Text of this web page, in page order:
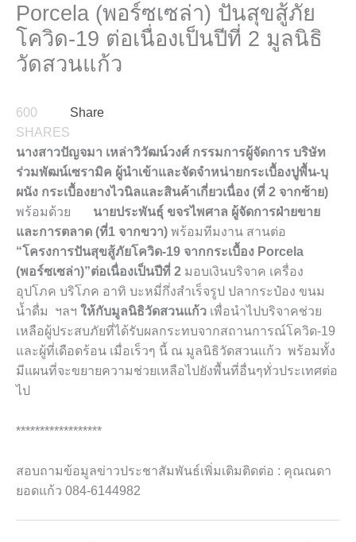
Porcela (พอร์ซเซล่า) ปันสุขสู้ภัย
โควิด-19 ต่อเนื่องเป็นปีที่ 2 มูลนิธิ
วัดสวนแก้ว
600
SHARES
Share
นางสาวปัญจมา เหล่าวิวัฒน์วงศ์ กรรมการผู้จัดการ บริษัท
ร่วมพัฒน์เซรามิค ผู้นำเข้าและจัดจำหน่ายกระเบื้องปูพื้น-บุ
ผนัง กระเบื้องยางไวนิลและสินค้าเกี่ยวเนื่อง (ที่ 2 จากซ้าย)
พร้อมด้วย นายประพันธุ์ ขจรไพศาล ผู้จัดการฝ่ายขาย
และการตลาด (ที่1 จากขวา) พร้อมทีมงาน สานต่อ
“โครงการปันสุขสู้ภัยโควิด-19 จากกระเบื้อง Porcela
(พอร์ซเซล่า)”ต่อเนื่องเป็นปีที่ 2 มอบเงินบริจาค เครื่อง
อุปโภค บริโภค อาทิ บะหมี่กึ่งสำเร็จรูป ปลากระป๋อง ขนม
น้ำดื่ม ฯลฯ ให้กับมูลนิธิวัดสวนแก้ว เพื่อนำไปบริจาคช่วย
เหลือผู้ประสบภัยที่ได้รับผลกระทบจากสถานการณ์โควิด-19
และผู้ที่เดือดร้อน เมื่อเร็วๆ นี้ ณ มูลนิธิวัดสวนแก้ว พร้อมทั้ง
มีแผนที่จะขยายความช่วยเหลือไปยังพื้นที่อื่นๆทั่วประเทศต่อ
ไป
******************
สอบถามข้อมูลข่าวประชาสัมพันธ์เพิ่มเติมติดต่อ : คุณณดา
ยอดแก้ว 084-6144982